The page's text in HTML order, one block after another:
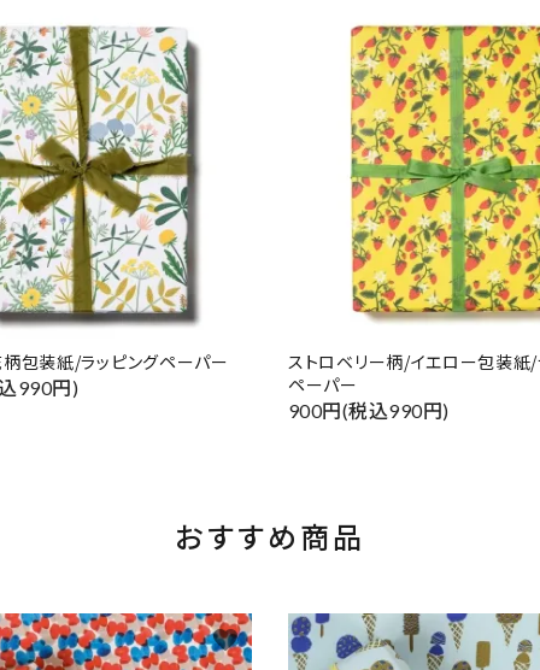
包装紙/ラッピングペーパー
990円)
ストロベリー柄/イエロー包装紙/
ペーパー
900円(税込990円)
おすすめ商品
favorite